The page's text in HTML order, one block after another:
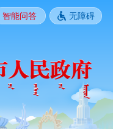
自治区信息
旗县区动态
智能问答 无障碍